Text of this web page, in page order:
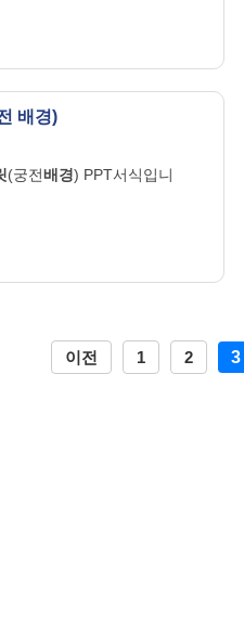
배경)
(궁전배경) PPT서식입니
이전 1 2 3